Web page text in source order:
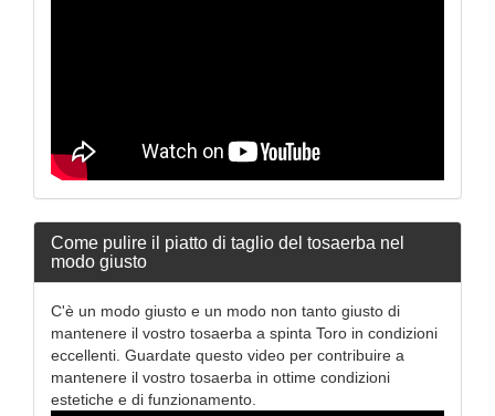
Come pulire il piatto di taglio del tosaerba nel
modo giusto
C'è un modo giusto e un modo non tanto giusto di
mantenere il vostro tosaerba a spinta Toro in condizioni
eccellenti. Guardate questo video per contribuire a
mantenere il vostro tosaerba in ottime condizioni
estetiche e di funzionamento.